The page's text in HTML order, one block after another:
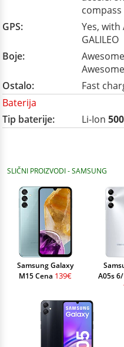
compass
GPS:
Yes, with
GALILEO
Boje:
Ostalo:
Fast
Baterija
Tip baterije:
Li-Ion
SLIČNI PROIZVODI - SAMSUNG
Samsung Galaxy
M15 Cena 139€
A05s